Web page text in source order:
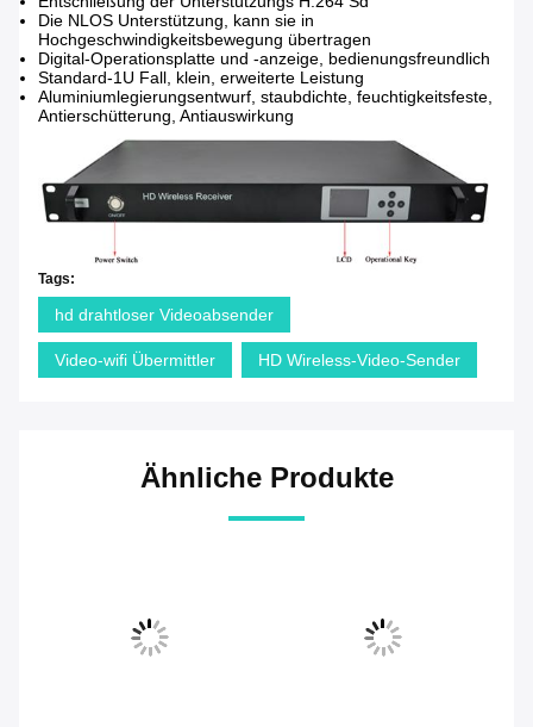
Die NLOS Unterstützung, kann sie in
Hochgeschwindigkeitsbewegung übertragen
Digital-Operationsplatte und -anzeige, bedienungsfreundlich
Standard-1U Fall, klein, erweiterte Leistung
Aluminiumlegierungsentwurf, staubdichte, feuchtigkeitsfeste,
Antierschütterung, Antiauswirkung
Tags:
hd drahtloser Videoabsender
Video-wifi Übermittler HD Wireless-Video-Sender
Ähnliche Produkte